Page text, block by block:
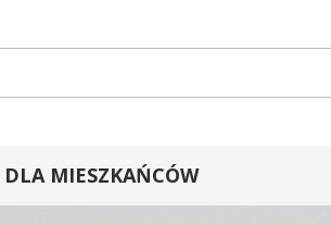
DLA MIESZKAŃCÓW